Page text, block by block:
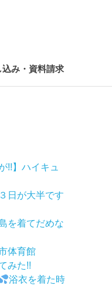
込み・資料請求
!!】ハイキュ
日が大半です
を着てだめな
体育館
みた!!
浴衣を着た時